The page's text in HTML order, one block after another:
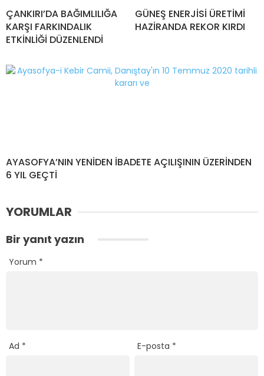
ÇANKIRI’DA BAĞIMLILIĞA
KARŞI FARKINDALIK
ETKİNLİĞİ DÜZENLENDİ
GÜNEŞ ENERJİSİ ÜRETİMİ
HAZİRANDA REKOR KIRDI
AYASOFYA’NIN YENİDEN İBADETE AÇILIŞININ ÜZERİNDEN
6 YIL GEÇTİ
YORUMLAR
Bir yanıt yazın
Yorum *
Ad * E-posta *